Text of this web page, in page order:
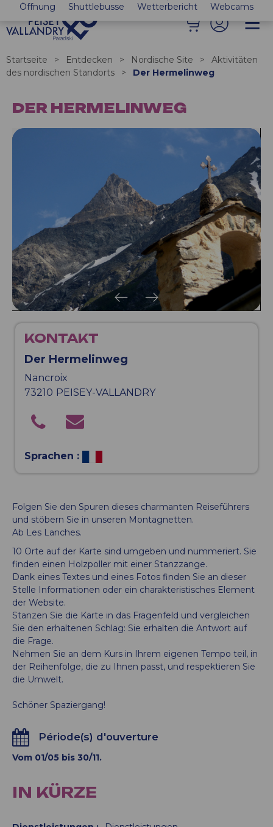
Öffnung Shuttlebusse Wetterbericht Webcams
Startseite > Entdecken > Nordische Site >
Aktivitäten
des nordischen Standorts
> Der Hermelinweg
DER HERMELINWEG
KONTAKT
Der Hermelinweg
Nancroix
73210 PEISEY-VALLANDRY
Sprachen :
Folgen Sie den Spuren dieses charmanten Reiseführers
und stöbern Sie in unseren Montagnetten.
Ab Les Lanches.
10 Orte auf der Karte sind umgeben und nummeriert. Sie
finden einen Holzpoller mit einer Stanzzange.
Dank eines Textes und eines Fotos finden Sie an dieser
Stelle Informationen oder ein charakteristisches Element
der Website.
Stanzen Sie die Karte in das Fragenfeld und vergleichen
Sie den erhaltenen Schlag: Sie erhalten die Antwort auf
die Frage.
Nehmen Sie an dem Kurs in Ihrem eigenen Tempo teil, in
der Reihenfolge, die zu Ihnen passt, und respektieren Sie
die Umwelt.
Schöner Spaziergang!
Période(s) d'ouverture
Vom 01/05 bis 30/11.
IN KÜRZE